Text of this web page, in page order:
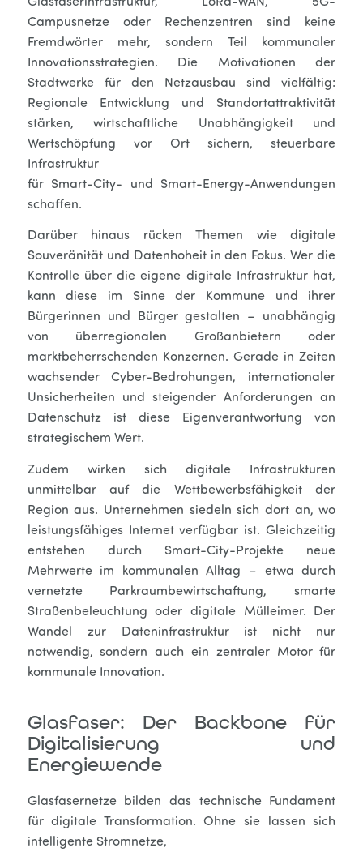
Campusnetze oder Rechenzentren sind keine
Fremdwörter mehr, sondern Teil kommunaler
Innovationsstrategien. Die Motivationen der
Stadtwerke für den Netzausbau sind vielfältig:
Regionale Entwicklung und Standortattraktivität
stärken, wirtschaftliche Unabhängigkeit und
Wertschöpfung vor Ort sichern, steuerbare
Infrastruktur
für Smart-City- und Smart-Energy-Anwendungen
schaffen.
Darüber hinaus rücken Themen wie digitale
Souveränität und Datenhoheit in den Fokus. Wer die
Kontrolle über die eigene digitale Infrastruktur hat,
kann diese im Sinne der Kommune und ihrer
Bürgerinnen und Bürger gestalten – unabhängig
von überregionalen Großanbietern oder
marktbeherrschenden Konzernen. Gerade in Zeiten
wachsender Cyber-Bedrohungen, internationaler
Unsicherheiten und steigender Anforderungen an
Datenschutz ist diese Eigenverantwortung von
strategischem Wert.
Zudem wirken sich digitale Infrastrukturen
unmittelbar auf die Wettbewerbsfähigkeit der
Region aus. Unternehmen siedeln sich dort an, wo
leistungsfähiges Internet verfügbar ist. Gleichzeitig
entstehen durch Smart-City-Projekte neue
Mehrwerte im kommunalen Alltag – etwa durch
vernetzte Parkraumbewirtschaftung, smarte
Straßenbeleuchtung oder digitale Mülleimer. Der
Wandel zur Dateninfrastruktur ist nicht nur
notwendig, sondern auch ein zentraler Motor für
kommunale Innovation.
Glasfaser: Der Backbone für
Digitalisierung und
Energiewende
Glasfasernetze bilden das technische Fundament
für digitale Transformation. Ohne sie lassen sich
intelligente Stromnetze,